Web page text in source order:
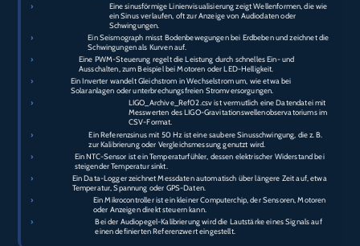
›
Eine sinusförmige Linienvisualisierung zeigt Wellenformen, die wie
ein Sinus verlaufen, oft zur Anzeige von Audiodaten oder
Schwingungen.
›
Ein Seismograph misst Bodenbewegungen bei Erdbeben und zeichnet die
Schwingungen als Kurven auf.
›
Eine PWM-Steuerung regelt die Leistung durch schnelles Ein- und
Ausschalten, zum Beispiel bei Motoren oder LED-Helligkeit.
›
Ein Inverter wandelt Gleichstrom in Wechselstrom um, wie etwa bei
Solaranlagen oder unterbrechungsfreien Stromversorgungen.
›
LIGO_Archive_Ref02.csv ist vermutlich eine Datendatei mit
Messwerten des LIGO-Gravitationswellenobservatoriums im
CSV-Format.
›
Ein Referenzsinus mit 50 Hz ist eine saubere Sinusschwingung, die z. B.
zur Kalibrierung oder Vergleichsmessung genutzt wird.
›
Ein NTC-Sensor ist ein Temperaturfühler, dessen elektrischer Widerstand bei
steigender Temperatur sinkt.
›
Ein Data-Logger zeichnet Messdaten automatisch über längere Zeit auf, etwa
Temperatur, Spannung oder GPS-Daten.
›
Ein Mikrocontroller ist ein kleiner Computerchip, der Sensoren, Motoren
oder Anzeigen direkt steuern kann.
›
Bei der Audiopegel-Kalibrierung wird die Lautstärke eines Signals auf
einen definierten Referenzwert eingestellt.